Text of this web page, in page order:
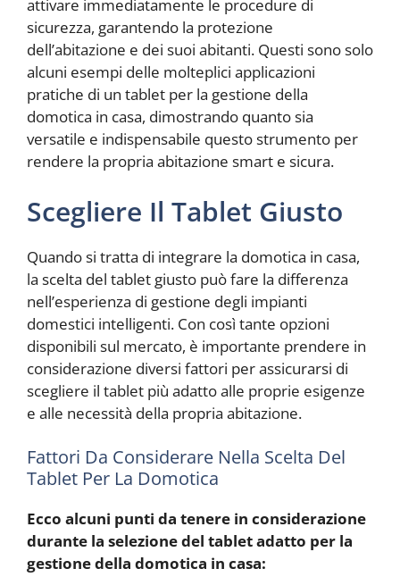
attivare immediatamente le procedure di
sicurezza, garantendo la protezione
dell’abitazione e dei suoi abitanti. Questi sono solo
alcuni esempi delle molteplici applicazioni
pratiche di un tablet per la gestione della
domotica in casa, dimostrando quanto sia
versatile e indispensabile questo strumento per
rendere la propria abitazione smart e sicura.
Scegliere Il Tablet Giusto
Quando si tratta di integrare la domotica in casa,
la scelta del tablet giusto può fare la differenza
nell’esperienza di gestione degli impianti
domestici intelligenti. Con così tante opzioni
disponibili sul mercato, è importante prendere in
considerazione diversi fattori per assicurarsi di
scegliere il tablet più adatto alle proprie esigenze
e alle necessità della propria abitazione.
Fattori Da Considerare Nella Scelta Del
Tablet Per La Domotica
Ecco alcuni punti da tenere in considerazione
durante la selezione del tablet adatto per la
gestione della domotica in casa: